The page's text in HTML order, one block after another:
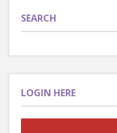
SEARCH
LOGIN HERE